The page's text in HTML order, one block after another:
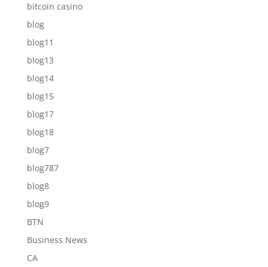
bitcoin casino
blog
blog11
blog13
blog14
blog15
blog17
blog18
blog7
blog787
blog8
blog9
BTN
Business News
CA